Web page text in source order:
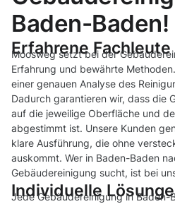
Baden-Baden!
Erfahrene Fachleute
Moosweg setzt bei der
Erfahrung und bewährte
einer genauen Analyse des
Dadurch garantieren wir, dass die
auf die jeweilige Oberfläche und
abgestimmt ist. Unsere Kunden
klare Ausführung, die ohne
auskommt. Wer in Baden-Baden
Gebäudereinigung sucht, ist bei
Individuelle
Jede Gebäudereinigung in Baden-